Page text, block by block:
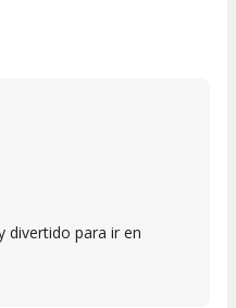
divertido para ir en